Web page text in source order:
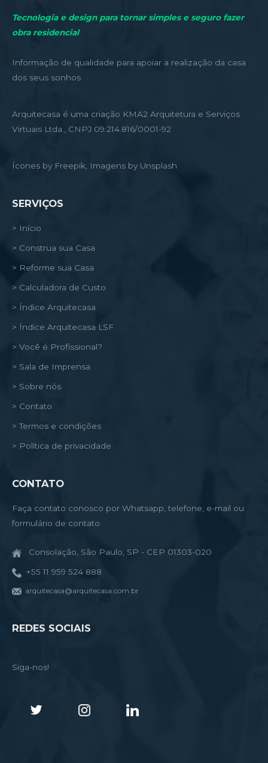
Tecnologia e design para tornar simples e seguro fazer
obra residencial
Informação de qualidade para apoiar a realização da casa
dos seus sonhos
Arquitecasa é uma criação KMA2 Arquitetura e Serviços
Virtuais Ltda., CNPJ 09.214.816/0001-92
Ícones by Freepik, Imagens by Unsplash
SERVIÇOS
> Início
> Construa sua Casa
> Reforme sua Casa
> Calculadora de Custo
> Índice Arquitecasa
> Índice Arquitecasa LSF
> Você é Profissional?
> Sala de Imprensa
> Sobre nós
> Contato
> Termos e condições
> Política de privacidade
CONTATO
Faça contato conosco por Whatsapp, telefone, e-mail ou
formulário de contato.
Consolação, São Paulo, SP - CEP 01303-020
+55 11 959 524 888
arquitecasa@arquitecasa.com.br
REDES SOCIAIS
Siga-nos!